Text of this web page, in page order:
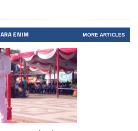
ENIM MORE ARTICLES